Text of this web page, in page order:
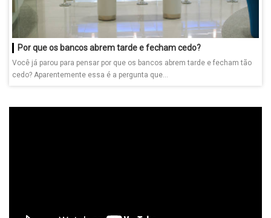
Por que os bancos abrem tarde e fecham cedo?
Você já parou para pensar por que os bancos abrem tarde e fecham tão
cedo? Aparentemente essa é a pergunta que...